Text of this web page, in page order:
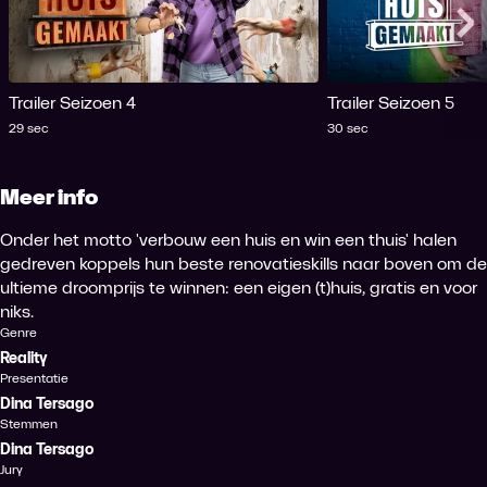
Trailer Seizoen 4
Tijdsduur
29 sec
Trailer Seizoen 5
Tijdsduur
30 sec
Meer info
Onder het motto 'verbouw een huis en win een thuis' halen
gedreven koppels hun beste renovatieskills naar boven om de
ultieme droomprijs te winnen: een eigen (t)huis, gratis en voor
niks.
Genre
Reality
Presentatie
Dina Tersago
Stemmen
Dina Tersago
Jury